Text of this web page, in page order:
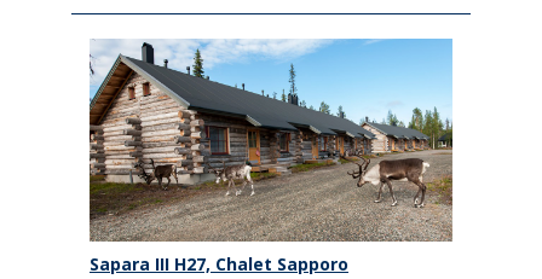
Sapara III H27, Chalet Sapporo